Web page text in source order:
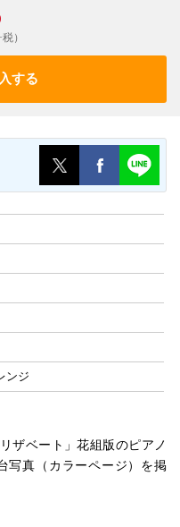
）
する
ンジ
ザベート」花組版のピアノ
写真（カラーページ）を掲